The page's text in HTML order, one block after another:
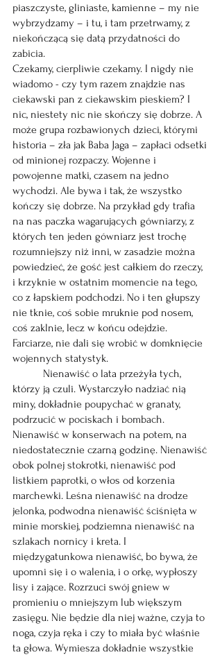
piaszczyste, gliniaste, kamienne – my nie
wybrzydzamy – i tu, i tam przetrwamy, z
niekończącą się datą przydatności do
zabicia.
Czekamy, cierpliwie czekamy. I nigdy nie
wiadomo - czy tym razem znajdzie nas
ciekawski pan z ciekawskim pieskiem? I
nic, niestety nic nie skończy się dobrze. A
może grupa rozbawionych dzieci, którymi
historia – zła jak Baba Jaga – zapłaci odsetki
od minionej rozpaczy. Wojenne i
powojenne matki, czasem na jedno
wychodzi. Ale bywa i tak, że wszystko
kończy się dobrze. Na przykład gdy trafia
na nas paczka wagarujących gówniarzy, z
których ten jeden gówniarz jest trochę
rozumniejszy niż inni, w zasadzie można
powiedzieć, że gość jest całkiem do rzeczy,
i krzyknie w ostatnim momencie na tego,
co z łapskiem podchodzi. No i ten głupszy
nie tknie, coś sobie mruknie pod nosem,
coś zaklnie, lecz w końcu odejdzie.
Farciarze, nie dali się wrobić w domknięcie
wojennych statystyk.
Nienawiść o lata przeżyła tych,
którzy ją czuli. Wystarczyło nadziać nią
miny, dokładnie poupychać w granaty,
podrzucić w pociskach i bombach.
Nienawiść w konserwach na potem, na
niedostatecznie czarną godzinę. Nienawiść
obok polnej stokrotki, nienawiść pod
listkiem paprotki, o włos od korzenia
marchewki. Leśna nienawiść na drodze
jelonka, podwodna nienawiść ściśnięta w
minie morskiej, podziemna nienawiść na
szlakach nornicy i kreta. I
międzygatunkowa nienawiść, bo bywa, że
upomni się i o walenia, i o orkę, wypłoszy
lisy i zające. Rozrzuci swój gniew w
promieniu o mniejszym lub większym
zasięgu. Nie będzie dla niej ważne, czyja to
noga, czyja ręka i czy to miała być właśnie
ta głowa. Wymiesza dokładnie wszystkie